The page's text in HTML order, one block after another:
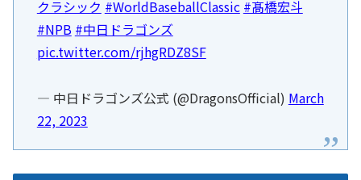
クラシック #WorldBaseballClassic #髙橋宏斗
#NPB #中日ドラゴンズ
pic.twitter.com/rjhgRDZ8SF
— 中日ドラゴンズ公式 (@DragonsOfficial) March
22, 2023